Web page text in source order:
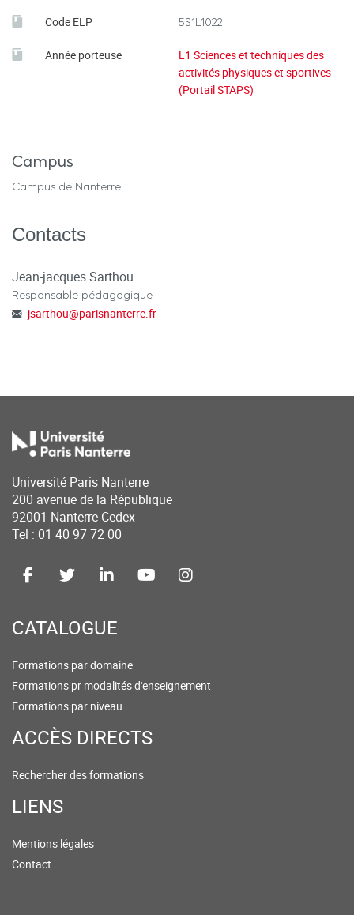
Code ELP 5S1L1022
Année porteuse
L1 Sciences et techniques des
activités physiques et sportives
(Portail STAPS)
Campus
Campus de Nanterre
Contacts
Jean-jacques Sarthou
Responsable pédagogique
jsarthou@parisnanterre.fr
Université Paris Nanterre
200 avenue de la République
92001 Nanterre Cedex
Tel : 01 40 97 72 00
CATALOGUE
Formations par domaine
Formations pr modalités d'enseignement
Formations par niveau
ACCÈS DIRECTS
Rechercher des formations
LIENS
Mentions légales
Contact